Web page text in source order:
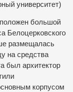
университет)
большой
Белоцерковского
размещалась
на средства
был архитектор
корпусом